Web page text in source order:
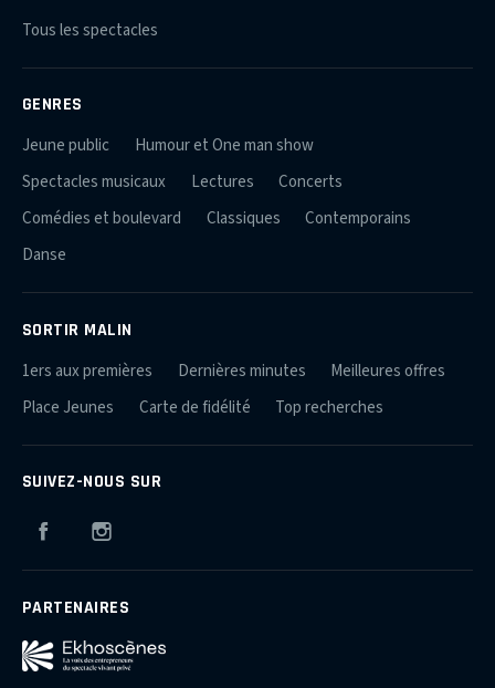
Tous les spectacles
GENRES
Jeune public
Humour et One man show
Spectacles musicaux
Lectures
Concerts
Comédies et boulevard
Classiques
Contemporains
Danse
SORTIR MALIN
1ers aux premières Dernières minutes
Meilleures offres
Place Jeunes
Carte de fidélité Top recherches
SUIVEZ-NOUS SUR
Facebook
PARTENAIRES